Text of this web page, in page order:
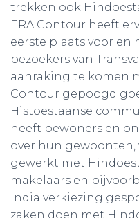
trekken ook
ERA Contour heeft
eerste plaats voor en
bezoekers van
aanraking te komen
Contour gepoogd
Histoestaanse
heeft bewoners en
over hun
gewerkt met
makelaars en
India verkiezing
zaken doen met